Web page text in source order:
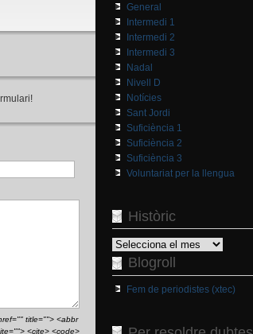
title=""> <abbr
<cite> <code>
General
Intermedi 1
Intermedi 2
Intermedi 3
Nadal
Nivell D
Notícies
Sant Jordi
Suficiència 1
Suficiència 2
Suficiència 3
Voluntariat per la llengua
Històric
Històric
Blogroll
Fem de periodistes (xtec)